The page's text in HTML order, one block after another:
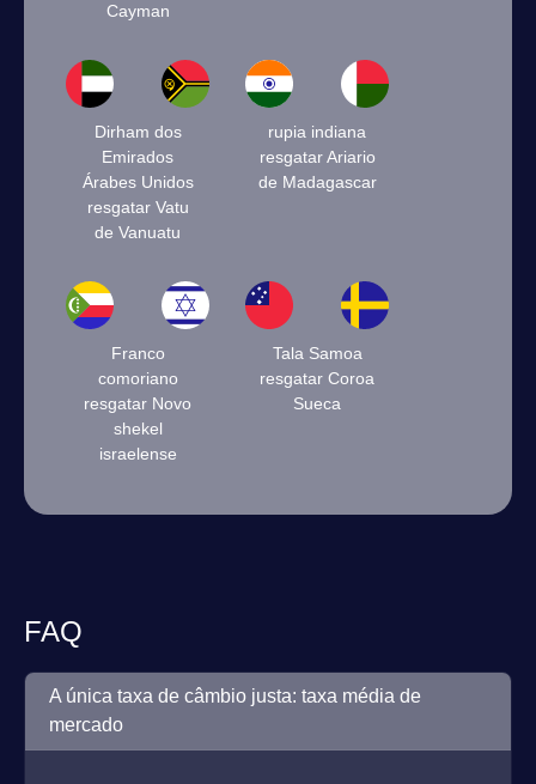
Cayman
Dirham dos
Emirados
Árabes Unidos
resgatar Vatu
de Vanuatu
rupia indiana
resgatar Ariario
de Madagascar
Franco
comoriano
resgatar Novo
shekel
israelense
Tala Samoa
resgatar Coroa
Sueca
FAQ
A única taxa de câmbio justa: taxa média de
mercado